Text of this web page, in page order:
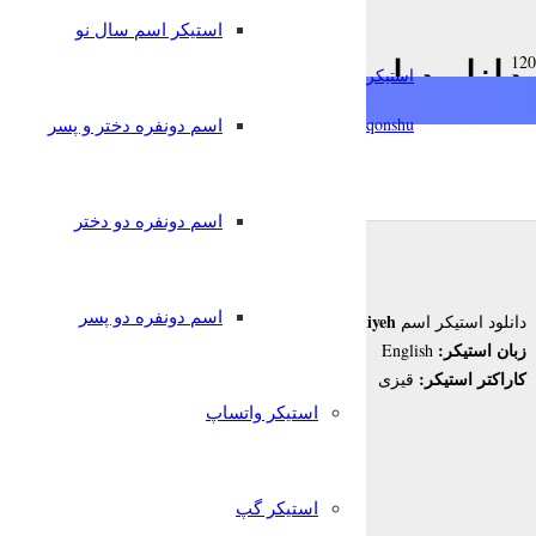
استیکرساز
qonshu@
استیکر اسم سال نو
اسم دونفره دختر و پسر
اسم دونفره دو دختر
اسم دونفره دو پسر
استیکر واتساپ
استیکر گپ
دانلود استیکر اسم Hediyeh به زبان English برای تلگرام
دانلود استیکر اسم Hediyeh
زبان استیکر:
کاراکتر استیکر: قیزی